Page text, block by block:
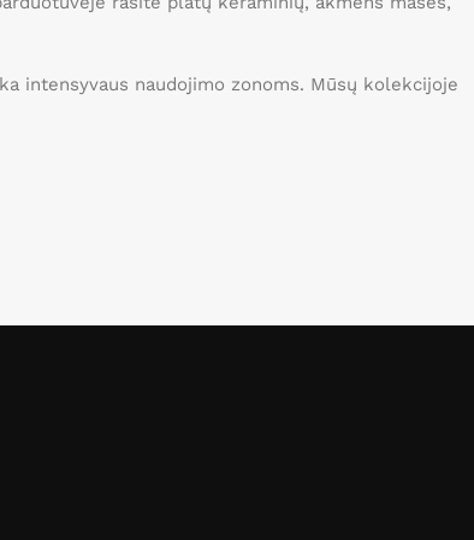
intensyvaus naudojimo zonoms. Mūsų kolekcijoje